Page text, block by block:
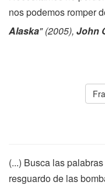
nos podemos romper
Alaska" (2005), John
(...) Busca las
resguardo de las